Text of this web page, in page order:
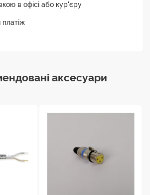
в офісі або кур'єру
платіж
аксесуари